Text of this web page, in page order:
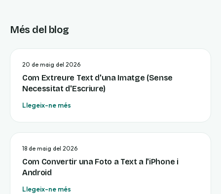
Més del blog
20 de maig del 2026
Com Extreure Text d'una Imatge (Sense
Necessitat d'Escriure)
Llegeix-ne més
18 de maig del 2026
Com Convertir una Foto a Text a l'iPhone i
Android
Llegeix-ne més